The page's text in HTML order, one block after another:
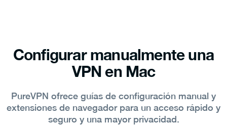
Configurar manualmente una
VPN en Mac
PureVPN ofrece guías de configuración manual y
extensiones de navegador para un acceso rápido y
seguro y una mayor privacidad.